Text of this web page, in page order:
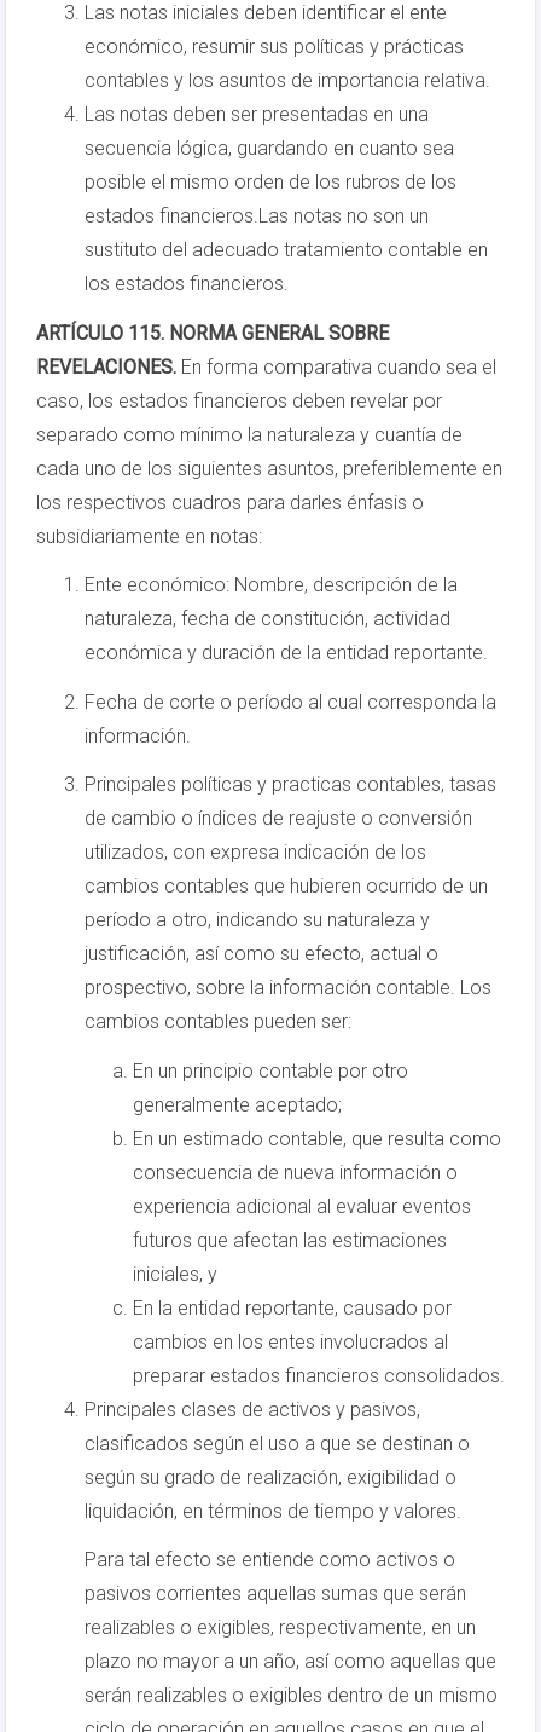
Las notas iniciales deben identificar el ente
económico, resumir sus políticas y prácticas
contables y los asuntos de importancia relativa.
Las notas deben ser presentadas en una
secuencia lógica, guardando en cuanto sea
posible el mismo orden de los rubros de los
estados financieros.Las notas no son un
sustituto del adecuado tratamiento contable en
los estados financieros.
ARTÍCULO 115. NORMA GENERAL SOBRE
REVELACIONES. En forma comparativa cuando sea el
caso, los estados financieros deben revelar por
separado como mínimo la naturaleza y cuantía de
cada uno de los siguientes asuntos, preferiblemente en
los respectivos cuadros para darles énfasis o
subsidiariamente en notas:
Ente económico: Nombre, descripción de la
naturaleza, fecha de constitución, actividad
económica y duración de la entidad reportante.
Fecha de corte o período al cual corresponda la
información.
Principales políticas y practicas contables, tasas
de cambio o índices de reajuste o conversión
utilizados, con expresa indicación de los
cambios contables que hubieren ocurrido de un
período a otro, indicando su naturaleza y
justificación, así como su efecto, actual o
prospectivo, sobre la información contable. Los
cambios contables pueden ser:
En un principio contable por otro
generalmente aceptado;
En un estimado contable, que resulta como
consecuencia de nueva información o
experiencia adicional al evaluar eventos
futuros que afectan las estimaciones
iniciales, y
En la entidad reportante, causado por
cambios en los entes involucrados al
preparar estados financieros consolidados.
Principales clases de activos y pasivos,
clasificados según el uso a que se destinan o
según su grado de realización, exigibilidad o
liquidación, en términos de tiempo y valores.
Para tal efecto se entiende como activos o
pasivos corrientes aquellas sumas que serán
realizables o exigibles, respectivamente, en un
plazo no mayor a un año, así como aquellas que
serán realizables o exigibles dentro de un mismo